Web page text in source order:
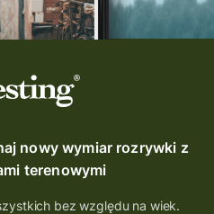
nowy wymiar rozrywki z
terenowymi
bez względu na wiek.